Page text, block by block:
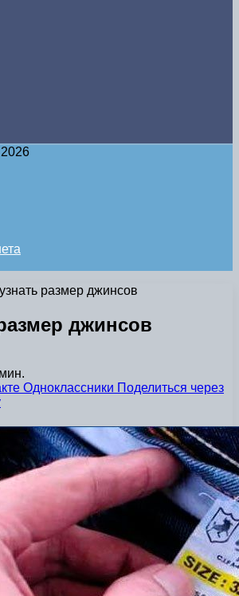
размер джинсов
джинсов
Одноклассники Поделиться через